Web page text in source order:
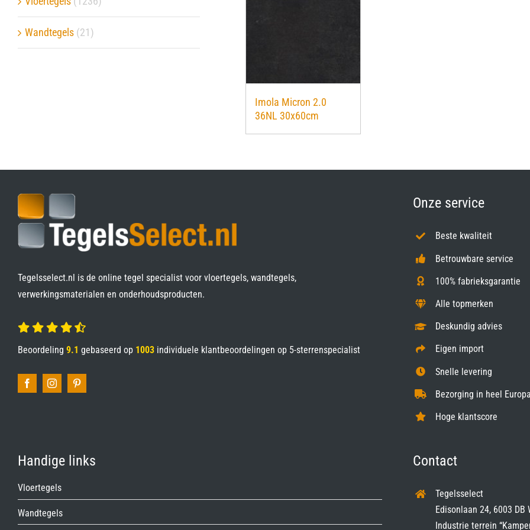
Verwerkingsmaterialen
Imola Micron 2.0
36NL 30x60cm
Wandtegels (21)
Tegelsselect.nl is de online tegel specialist voor vloertegels, wandtegels,
verwerkingsmaterialen en onderhoudsproducten.
Beoordeling 9.1 gebaseerd op 1003individuele klantbeoordelingen op 5-sterrenspecialist
Onze service
Beste kwaliteit
Betrouwbare service
100% fabrieksgarantie
Alle topmerken
Deskundig advies
Eigen import
Snelle levering
Bezorging in heel
Hoge klantscore
Handige links
Vloertegels
Wandtegels
Contact
Tegelsselect
Edisonlaan 24, 6003 DB
Industrie terrein